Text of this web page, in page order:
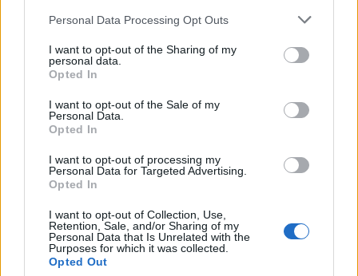
Personal Data Processing Opt Outs
I want to opt-out of the Sharing of my
personal data.
Opted In
I want to opt-out of the Sale of my
Personal Data.
Opted In
I want to opt-out of processing my
Personal Data for Targeted Advertising.
Opted In
I want to opt-out of Collection, Use,
Retention, Sale, and/or Sharing of my
Personal Data that Is Unrelated with the
Purposes for which it was collected.
Opted Out
Durante questa finestra temporale i treni non
potranno transitare sulle linee interessate dai
alternativi e una riorganizzazione dei
collegamenti. L’obiettivo è concentrare gli
interventi in un arco temporale limitato per
ridurre l’impatto complessivo sulla rete.
Ertms e investimenti: l’obiettivo è
una rete più efficiente